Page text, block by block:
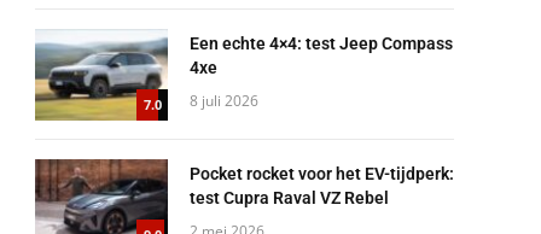
7.0
Een echte 4×4: test Jeep Compass
4xe
8 juli 2026
Pocket rocket voor het EV-tijdperk:
test Cupra Raval VZ Rebel